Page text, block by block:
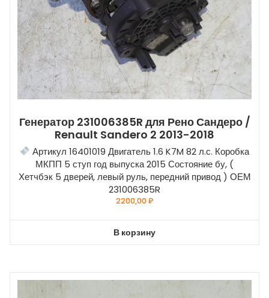
Генератор 231006385R для Рено Сандеро /
Renault Sandero 2 2013-2018
Артикул 16401019 Двигатель 1.6 K7M 82 л.с. Коробка
МКПП 5 ступ год выпуска 2015 Состояние бу, (
Хетчбэк 5 дверей, левый руль, передний привод ) ОЕМ
231006385R
2200,00₽
В корзину